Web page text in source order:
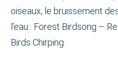
oiseaux, le bruissement
l’eau : Forest Birdsong –
Birds Chirping.